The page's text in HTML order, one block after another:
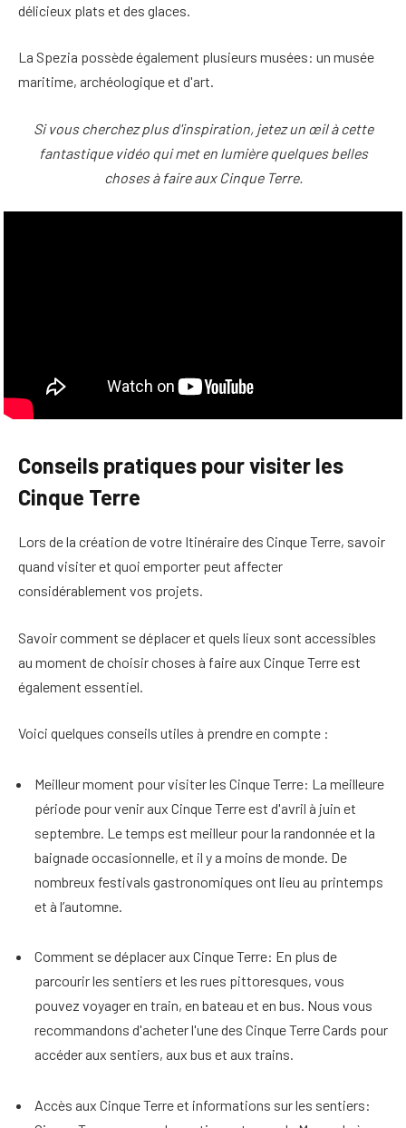
délicieux plats et des glaces.
La Spezia possède également plusieurs musées: un musée
maritime, archéologique et d'art.
Si vous cherchez plus d'inspiration, jetez un œil à cette
fantastique vidéo qui met en lumière quelques belles
choses à faire aux Cinque Terre.
Conseils pratiques pour visiter les
Cinque Terre
Lors de la création de votre Itinéraire des Cinque Terre, savoir
quand visiter et quoi emporter peut affecter
considérablement vos projets.
Savoir comment se déplacer et quels lieux sont accessibles
au moment de choisirchoses à faire aux Cinque Terreest
également essentiel.
Voici quelques conseils utiles à prendre en compte :
Meilleur moment pour visiter les Cinque Terre: La meilleure
période pour venir aux Cinque Terre est d'avril à juin et
septembre. Le temps est meilleur pour la randonnée et la
baignade occasionnelle, et il y a moins de monde. De
nombreux festivals gastronomiques ont lieu au printemps
et à l’automne.
Comment se déplacer aux Cinque Terre: En plus de
parcourir les sentiers et les rues pittoresques, vous
pouvez voyager en train, en bateau et en bus. Nous vous
recommandons d'acheter l'une des Cinque Terre Cards pour
accéder aux sentiers, aux bus et aux trains.
Accès aux Cinque Terre et informations sur les sentiers: